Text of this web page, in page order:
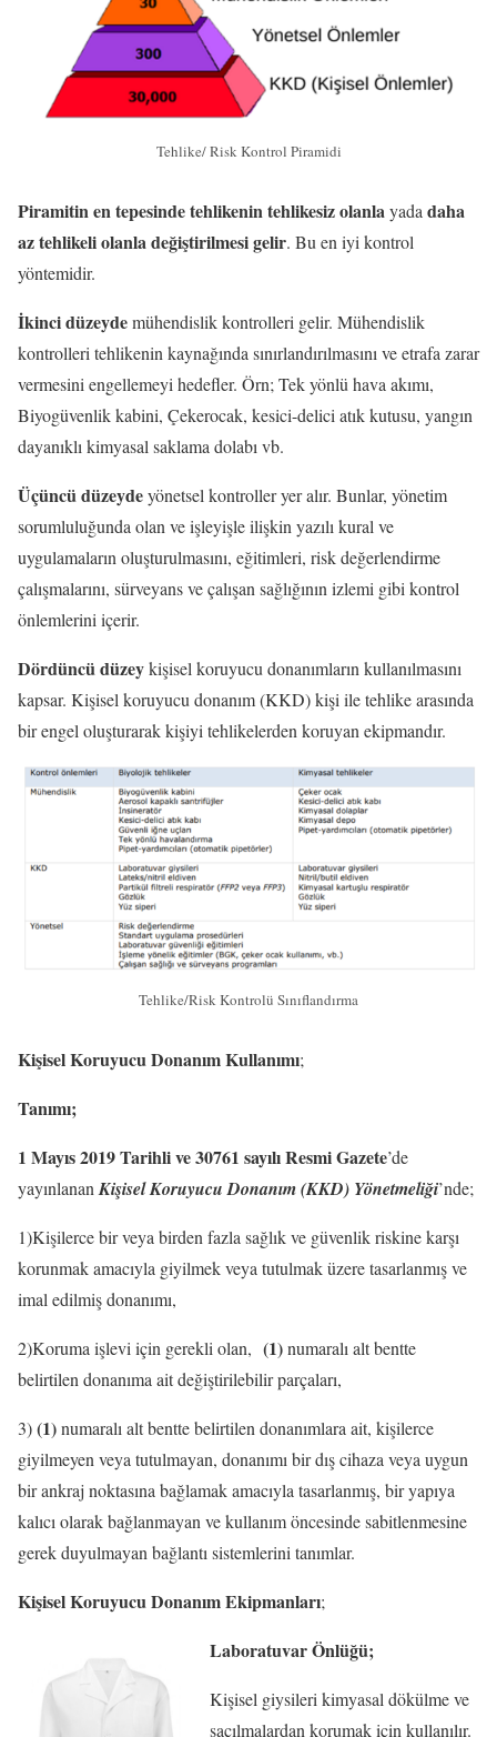
Tehlike/ Risk Kontrol Piramidi
Piramitinen tepesindetehlikenin tehlikesiz olanlayadadaha
az tehlikeli olanla değiştirilmesi gelir. Bu en iyi kontrol
yöntemidir.
İkinci düzeydemühendislik kontrolleri gelir. Mühendislik
kontrolleri tehlikenin kaynağında sınırlandırılmasını ve etrafa zarar
vermesini engellemeyi hedefler. Örn; Tek yönlü hava akımı,
Biyogüvenlik kabini, Çekerocak, kesici-delici atık kutusu, yangın
dayanıklı kimyasal saklama dolabı vb.
Üçüncü düzeydeyönetsel kontroller yer alır. Bunlar, yönetim
sorumluluğunda olan ve işleyişle ilişkin yazılı kural ve
uygulamaların oluşturulmasını, eğitimleri, risk değerlendirme
çalışmalarını, sürveyans ve çalışan sağlığının izlemi gibi kontrol
önlemlerini içerir.
Dördüncü düzeykişisel koruyucu donanımların kullanılmasını
kapsar. Kişisel koruyucu donanım (KKD) kişi ile tehlike arasında
bir engel oluşturarak kişiyi tehlikelerden koruyan ekipmandır.
Tehlike/Risk Kontrolü Sınıflandırma
Kişisel Koruyucu Donanım Kullanımı;
Tanımı;
1 Mayıs 2019 Tarihli ve 30761 sayılı Resmi Gazete’de
yayınlanan Kişisel Koruyucu Donanım (KKD) Yönetmeliği’nde;
1)Kişilerce bir veya birden fazla sağlık ve güvenlik riskine karşı
korunmak amacıyla giyilmek veya tutulmak üzere tasarlanmış ve
imal edilmiş donanımı,
2)Koruma işlevi için gerekli olan, (1)numaralı alt bentte
belirtilen donanıma ait değiştirilebilir parçaları,
3)(1)numaralı alt bentte belirtilen donanımlara ait, kişilerce
giyilmeyen veya tutulmayan, donanımı bir dış cihaza veya uygun
bir ankraj noktasına bağlamak amacıyla tasarlanmış, bir yapıya
kalıcı olarak bağlanmayan ve kullanım öncesinde sabitlenmesine
gerek duyulmayan bağlantı sistemlerini tanımlar.
Kişisel Koruyucu Donanım Ekipmanları;
Laboratuvar Önlüğü;
Kişisel giysileri kimyasal dökülme ve
saçılmalardan korumak için kullanılır.